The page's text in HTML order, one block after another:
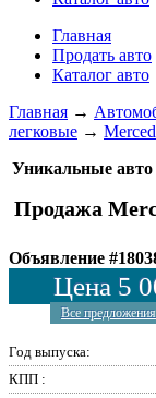
Главная
Продать авто
Каталог авто
Главная →
легковые →
Уникальные
Продажа
Объявление
Цена 5
Все
Год выпуска:
КПП :